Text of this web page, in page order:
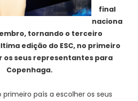
final
naciona
tornando o terceiro
edição do ESC, no primeiro
os seus representantes para
Copenhaga.
primeiro país a escolher os seus